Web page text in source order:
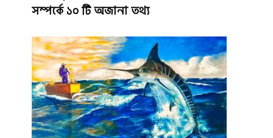
সম্পর্কে ১০ টি অজানা তথ্য